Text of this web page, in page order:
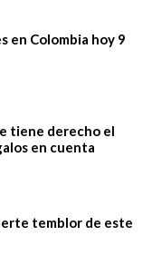
en Colombia hoy 9
tiene derecho el
en cuenta
temblor de este